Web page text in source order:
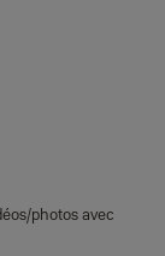
photos avec